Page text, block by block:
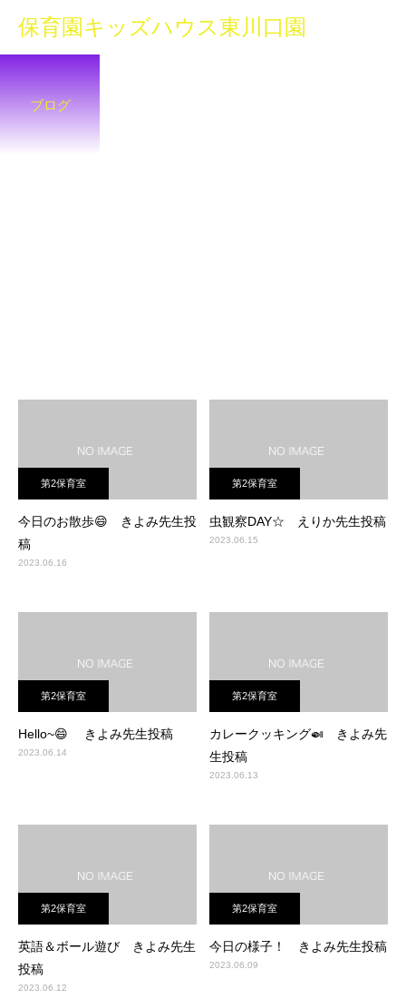
保育園キッズハウス東川口園
ブログ
第2保育室
今日のお散歩😄 きよみ先生投
稿
2023.06.16
第2保育室
虫観察DAY☆ えりか先生投稿
2023.06.15
第2保育室
Hello~😄 きよみ先生投稿
2023.06.14
第2保育室
カレークッキング🍛 きよみ先
生投稿
2023.06.13
第2保育室
英語＆ボール遊び きよみ先生
投稿
2023.06.12
第2保育室
今日の様子！ きよみ先生投稿
2023.06.09